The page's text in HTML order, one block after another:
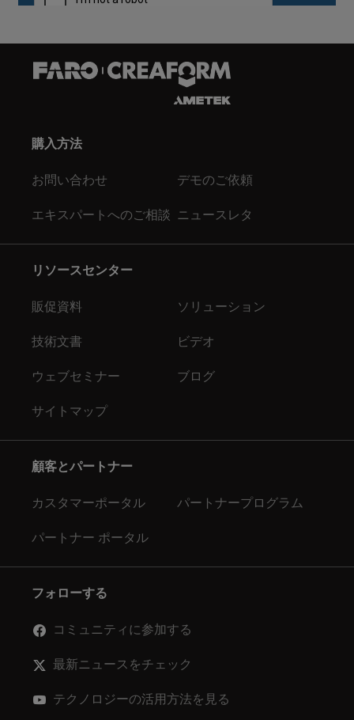
購入方法
お問い合わせ デモのご依頼
エキスパートへのご相談 ニュースレタ
リソースセンター
販促資料 ソリューション
技術文書 ビデオ
ウェブセミナー ブログ
サイトマップ
顧客とパートナー
カスタマーポータル パートナープログラム
パートナー ポータル
フォローする
コミュニティに参加する
最新ニュースをチェック
テクノロジーの活用方法を見る